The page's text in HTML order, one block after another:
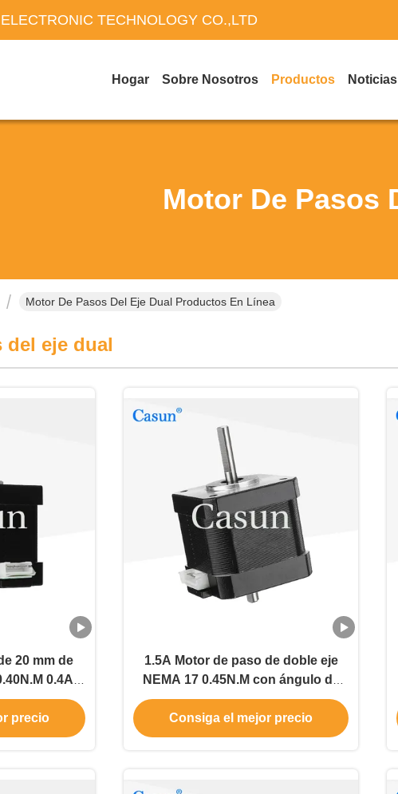
TECHNOLOGY CO.,LTD
Hogar Sobre Nosotros Productos Noticias
Motor De Pasos
Motor De Pasos Del Eje Dual Productos En Línea
del eje dual
20 mm de
0.4A
con CE
precio
1.5A Motor de paso de doble eje
NEMA 17 0.45N.M con ángulo de
paso de 1.8°
Consiga el mejor precio